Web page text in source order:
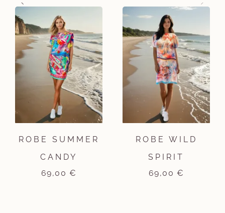
ROBE SUMMER
CANDY
69,00 €
ROBE WILD
SPIRIT
69,00 €